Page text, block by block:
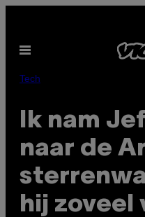
de
inhoud
Open
Tech
Ik nam
naar de
hij zoveel